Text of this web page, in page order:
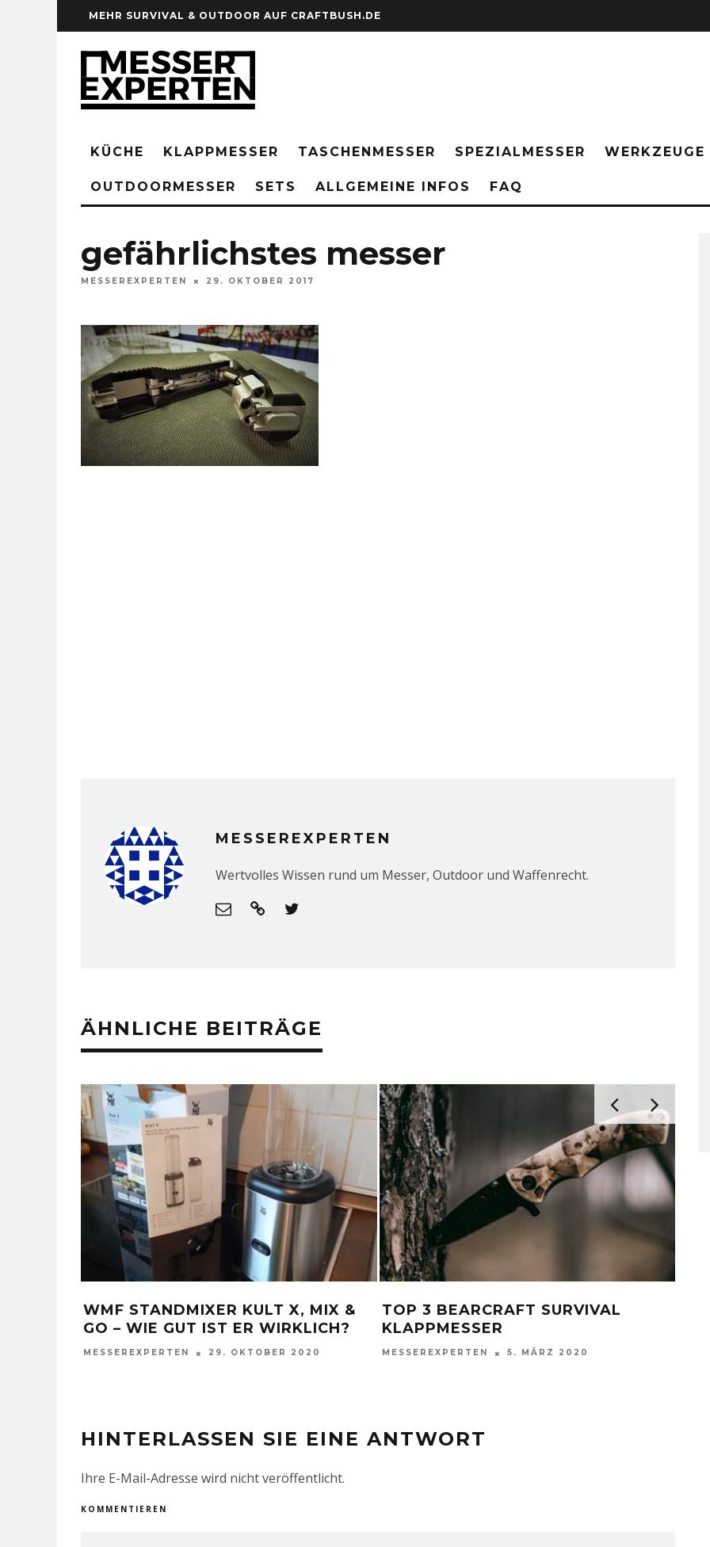
MEHR SURVIVAL & OUTDOOR AUF CRAFTBUSH.DE
KÜCHE KLAPPMESSER TASCHENMESSER SPEZIALMESSER WERKZEUGE
OUTDOORMESSER SETS ALLGEMEINE INFOS FAQ
gefährlichstes messer
MESSEREXPERTEN 29. OKTOBER 2017
MESSEREXPERTEN
Wertvolles Wissen rund um Messer, Outdoor und Waffenrecht.
ÄHNLICHE BEITRÄGE
SCHERENSCHLEIFER: EIN
VERGESSENER BERUF
MESSEREXPERTEN 28. DEZEMBER 2021
WIE UND WO KANN MAN MESSER
ENTSORGEN?
MESSEREXPERTEN 27. NOVEMBER 2021
HINTERLASSEN SIE EINE ANTWORT
Ihre E-Mail-Adresse wird nicht veröffentlicht.
KOMMENTIEREN